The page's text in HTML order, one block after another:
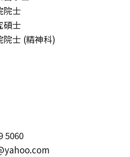
院士
碩士
院士 (精神科)
5060